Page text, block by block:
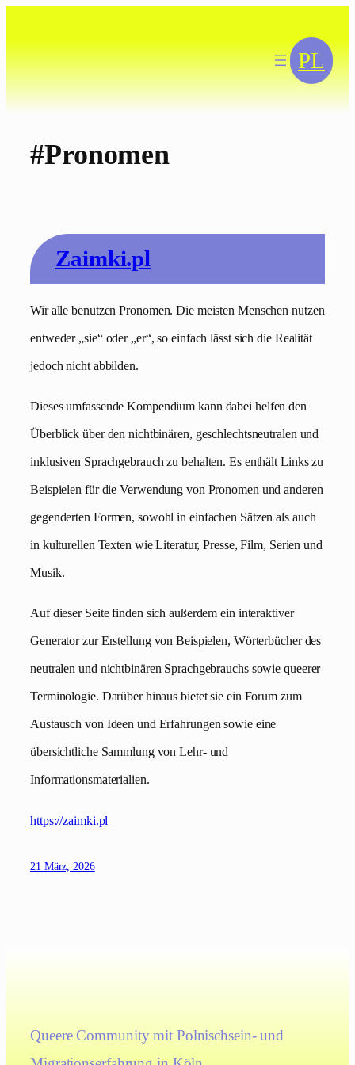
springen
PL
#Pronomen
Zaimki.pl
Wir alle benutzen Pronomen. Die meisten Menschen nutzen
entweder „sie“ oder „er“, so einfach lässt sich die Realität
jedoch nicht abbilden.
Dieses umfassende Kompendium kann dabei helfen den
Überblick über den nichtbinären, geschlechtsneutralen und
inklusiven Sprachgebrauch zu behalten. Es enthält Links zu
Beispielen für die Verwendung von Pronomen und anderen
gegenderten Formen, sowohl in einfachen Sätzen als auch
in kulturellen Texten wie Literatur, Presse, Film, Serien und
Musik.
Auf dieser Seite finden sich außerdem ein interaktiver
Generator zur Erstellung von Beispielen, Wörterbücher des
neutralen und nichtbinären Sprachgebrauchs sowie queerer
Terminologie. Darüber hinaus bietet sie ein Forum zum
Austausch von Ideen und Erfahrungen sowie eine
übersichtliche Sammlung von Lehr- und
Informationsmaterialien.
https://zaimki.pl
21 März, 2026
Queere Community mit Polnischsein- und